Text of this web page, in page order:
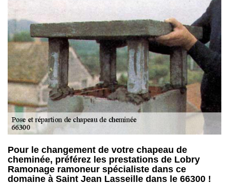
Pour le changement de votre chapeau de
cheminée, préférez les prestations de Lobry
Ramonage ramoneur spécialiste dans ce
domaine à Saint Jean Lasseille dans le 66300 !